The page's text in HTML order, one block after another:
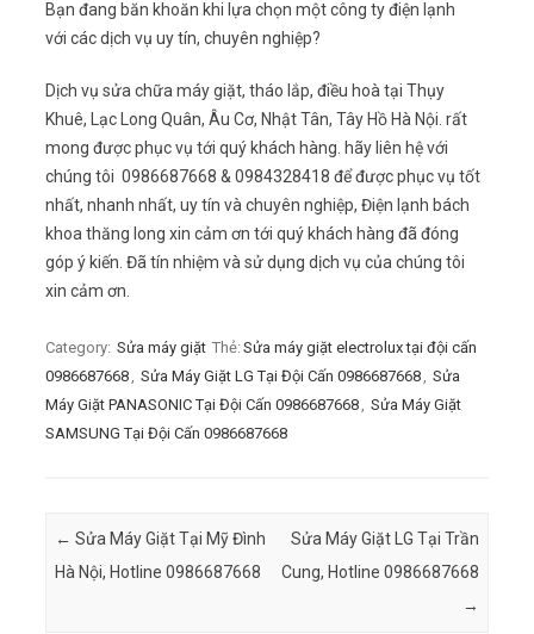
Bạn đang băn khoăn khi lựa chọn một công ty điện lạnh
với các dịch vụ uy tín, chuyên nghiệp?
Dịch vụ sửa chữa máy giặt, tháo lắp, điều hoà tại Thụy
Khuê, Lạc Long Quân, Âu Cơ, Nhật Tân, Tây Hồ Hà Nội. rất
mong được phục vụ tới quý khách hàng. hãy liên hệ với
chúng tôi 0986687668 & 0984328418 để được phục vụ tốt
nhất, nhanh nhất, uy tín và chuyên nghiệp, Điện lạnh bách
khoa thăng long xin cảm ơn tới quý khách hàng đã đóng
góp ý kiến. Đã tín nhiệm và sử dụng dịch vụ của chúng tôi
xin cảm ơn.
Category: Sửa máy giặt Thẻ: Sửa máy giặt electrolux tại đội cấn
0986687668, Sửa Máy Giặt LG Tại Đội Cấn 0986687668, Sửa
Máy Giặt PANASONIC Tại Đội Cấn 0986687668, Sửa Máy Giặt
SAMSUNG Tại Đội Cấn 0986687668
Post navigation
← Sửa Máy Giặt Tại Mỹ Đình
Hà Nội, Hotline 0986687668
Sửa Máy Giặt LG Tại Trần
Cung, Hotline 0986687668
→